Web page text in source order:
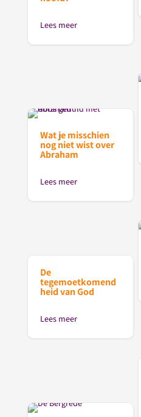
Lees meer
Wat je misschien
nog niet wist over
Abraham
Lees meer
De
tegemoetkomend
heid van God
Lees meer